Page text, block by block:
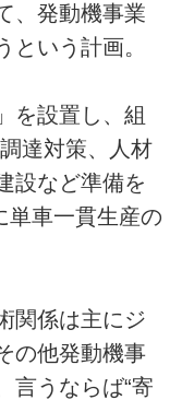
、発動機事業
いう計画。
を設置し、組
達対策、人材
設など準備を
単車一貫生産の
関係は主にジ
の他発動機事
言うならば“寄